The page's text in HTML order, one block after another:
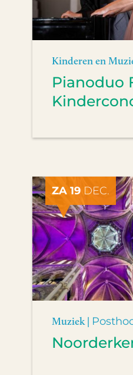
Kinderen en
Pianoduo
ZA 19 DEC.
Muziek |